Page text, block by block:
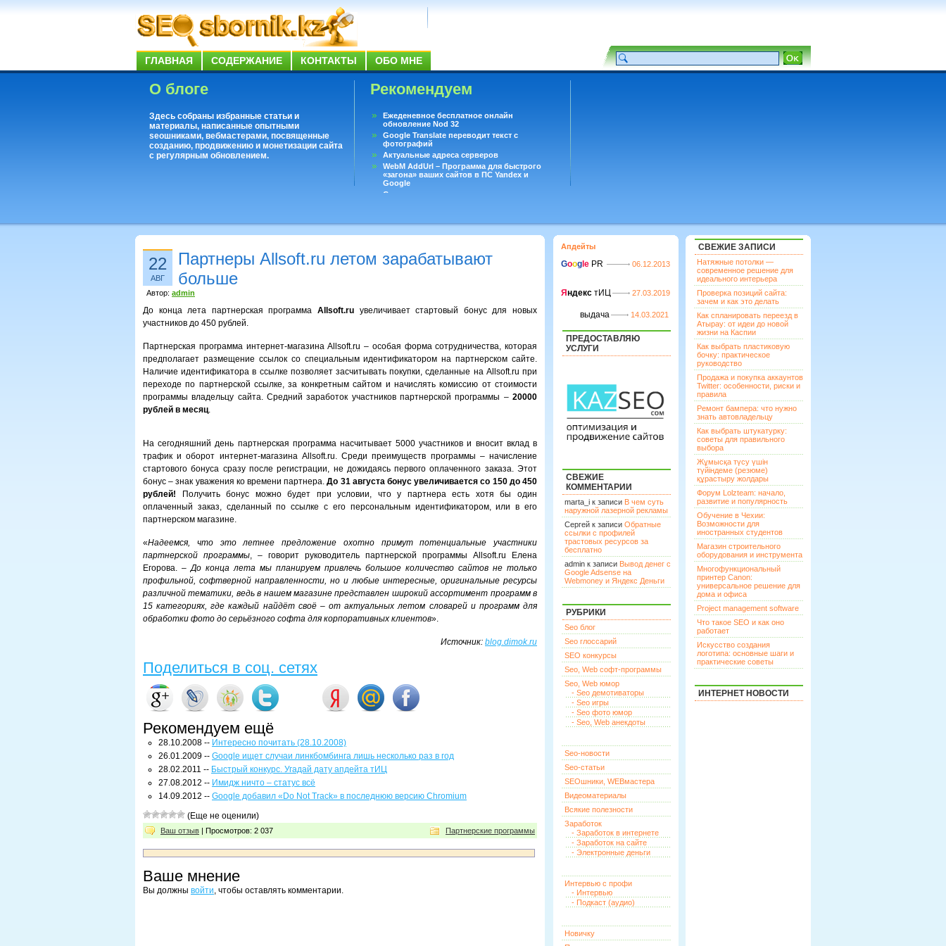
ГЛАВНАЯ СОДЕРЖАНИЕ КОНТАКТЫ ОБО МНЕ
О блоге
Здесь собраны избранные статьи и
материалы, написанные опытными
seoшниками, вебмастерами, посвященные
созданию, продвижению и монетизации сайта
с регулярным обновлением.
Рекомендуем
Ежеденевное бесплатное онлайн
обновление Nod 32
Google Translate переводит текст с
фотографий
Актуальные адреса серверов
WebM AddUrl – Программа для быстрого
«загона» ваших сайтов в ПС Yandex и
Google
Существует вопросы, на которые не может
22
АВГ
Партнеры Allsoft.ru летом зарабатывают
больше
Автор: admin
До конца лета партнерская программа Allsoft.ru увеличивает стартовый бонус для новых
участников до 450 рублей.
Партнерская программа интернет-магазина Allsoft.ru – особая форма сотрудничества, которая
предполагает размещение ссылок со специальным идентификатором на партнерском сайте.
Наличие идентификатора в ссылке позволяет засчитывать покупки, сделанные на Allsoft.ru при
переходе по партнерской ссылке, за конкретным сайтом и начислять комиссию от стоимости
программы владельцу сайта. Средний заработок участников партнерской программы – 20000
рублей в месяц.
На сегодняшний день партнерская программа насчитывает 5000 участников и вносит вклад в
трафик и оборот интернет-магазина Allsoft.ru. Среди преимуществ программы – начисление
стартового бонуса сразу после регистрации, не дожидаясь первого оплаченного заказа. Этот
бонус – знак уважения ко времени партнера.До 31 августа бонус увеличивается со 150 до 450
рублей! Получить бонус можно будет при условии, что у партнера есть хотя бы один
оплаченный заказ, сделанный по ссылке с его персональным идентификатором, или в его
партнерском магазине.
«Надеемся, что это летнее предложение охотно примут потенциальные участники
партнерской программы, – говорит руководитель партнерской программы Allsoft.ru Елена
Егорова. –До конца лета мы планируем привлечь большое количество сайтов не только
профильной, софтверной направленности, но и любые интересные, оригинальные ресурсы
различной тематики, ведь в нашем магазине представлен широкий ассортимент программ в
15 категориях, где каждый найдёт своё – от актуальных летом словарей и программ для
обработки фото до серьёзного софта для корпоративных клиентов».
Источник: blog.dimok.ru
Поделиться в соц. сетях
Рекомендуем ещё
28.10.2008 -- Интересно почитать (28.10.2008)
26.01.2009 -- Google ищет случаи линкбомбинга лишь несколько раз в год
28.02.2011 -- Быстрый конкурс. Угадай дату апдейта тИЦ
27.08.2012 -- Имидж ничто – статус всё
14.09.2012 -- Google добавил «Do Not Track» в последнюю версию Chromium
(Еще не оценили)
Ваш отзыв | Просмотров: 2 037 Партнерские программы
Ваше мнение
Вы должны войти, чтобы оставлять комментарии.
Апдейты
Goog le PR 06.12.2013
Я ндекс тИЦ 27.03.2019
выдача 14.03.2021
ПРЕДОСТАВЛЯЮ
УСЛУГИ
СВЕЖИЕ
КОММЕНТАРИИ
marta_i к записи В чем суть
наружной лазерной рекламы
Сергей к записи Обратные
ссылки с профилей
трастовых ресурсов за
бесплатно
admin к записи Вывод денег с
Google Adsense на
Webmoney и Яндекс Деньги
РУБРИКИ
Seo блог
Seo глоссарий
SEO конкурсы
Seo, Web софт-программы
Seo, Web юмор
- Seo демотиваторы
- Seo игры
- Seo фото юмор
- Seo, Web анекдоты
Seo-новости
Seo-статьи
SEOшники, WEBмастера
Видеоматериалы
Всякие полезности
Заработок
- Заработок в интернете
- Заработок на сайте
- Электронные деньги
Интервью с профи
- Интервью
- Подкаст (аудио)
Новичку
СВЕЖИЕ ЗАПИСИ
Натяжные потолки —
современное решение для
идеального интерьера
Проверка позиций сайта:
зачем и как это делать
Как спланировать переезд в
Атырау: от идеи до новой
жизни на Каспии
Как выбрать пластиковую
бочку: практическое
руководство
Продажа и покупка аккаунтов
Twitter: особенности, риски и
правила
Ремонт бампера: что нужно
знать автовладельцу
Как выбрать штукатурку:
советы для правильного
выбора
Жұмысқа түсу үшін
түйіндеме (резюме)
құрастыру жолдары
Форум Lolzteam: начало,
развитие и популярность
Обучение в Чехии:
Возможности для
иностранных студентов
Магазин строительного
оборудования и инструмента
Многофункциональный
принтер Canon:
универсальное решение для
дома и офиса
Project management software
Что такое SEO и как оно
работает
Искусство создания
логотипа: основные шаги и
практические советы
ИНТЕРНЕТ НОВОСТИ